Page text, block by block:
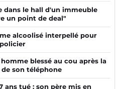
dans le hall d'un immeuble
un point de deal"
alcoolisé interpellé pour
blessé au cou après la
son téléphone
ans tué : son père mis en